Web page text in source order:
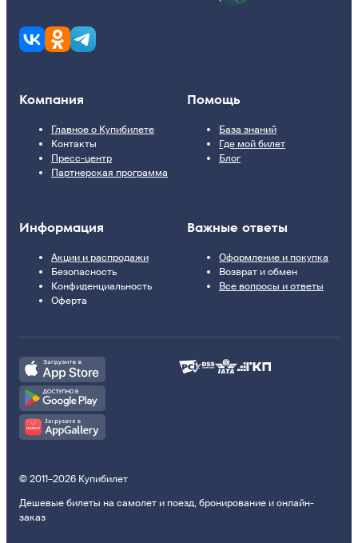
Компания
Главное о Купибилете
Контакты
Пресс-центр
Партнерская программа
Помощь
База знаний
Где мой билет
Блог
Информация
Акции и распродажи
Безопасность
Конфиденциальность
Оферта
Важные ответы
Оформление и покупка
Возврат и обмен
Все вопросы и ответы
© 2011–2026 Купибилет
Дешевые билеты на самолет и поезд, бронирование и онлайн-
заказ